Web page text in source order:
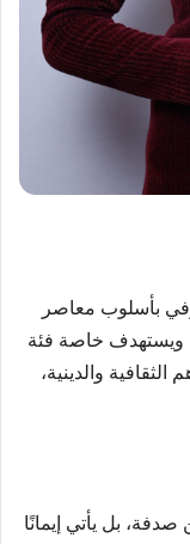
بأسلوب معاصر
ويستهدف خاصة فئة
والدينية،
بل يأتي إيمانًا